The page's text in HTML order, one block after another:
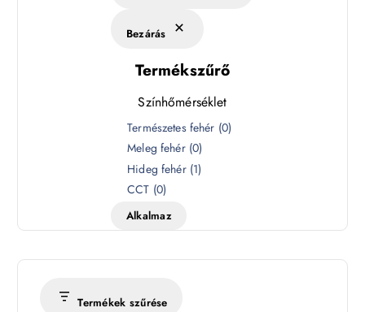
Bezárás
Termékszűrő
Színhőmérséklet
é
s
Természetes fehér (0)
Meleg fehér (0)
Hideg fehér (1)
CCT (0)
Alkalmaz
Termékek szűrése